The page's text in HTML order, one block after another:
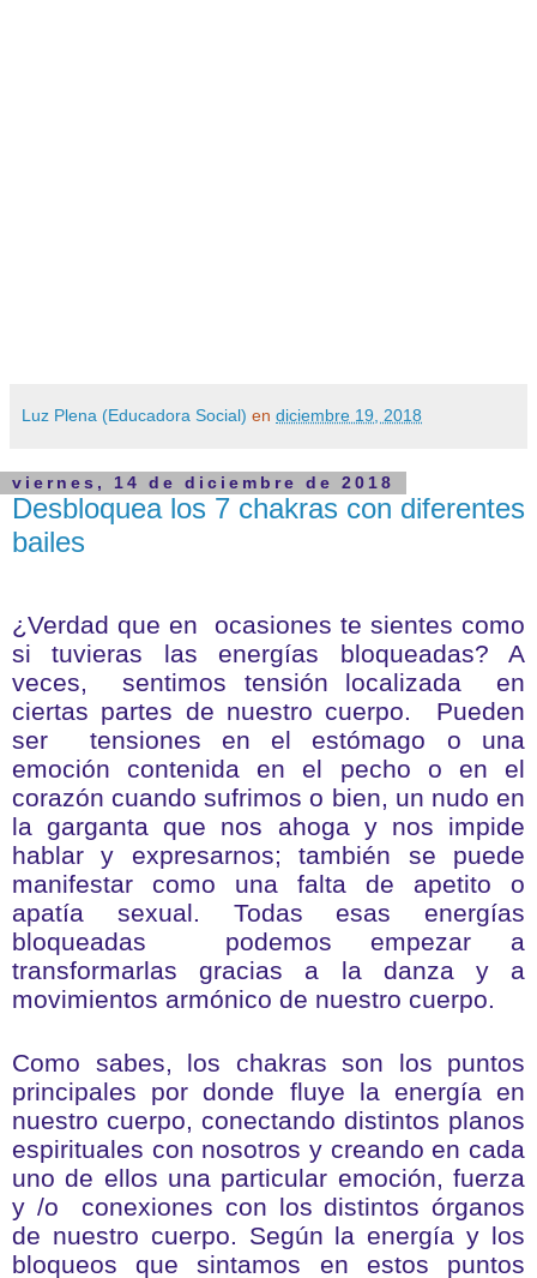
Luz Plena (Educadora Social) en diciembre 19, 2018
viernes, 14 de diciembre de 2018
Desbloquea los 7 chakras con diferentes
bailes
¿Verdad que en ocasiones te sientes como
si tuvieras las energías bloqueadas? A
veces, sentimos tensión localizada en
ciertas partes de nuestro cuerpo. Pueden
ser tensiones en el estómago o una
emoción contenida en el pecho o en el
corazón cuando sufrimos o bien, un nudo en
la garganta que nos ahoga y nos impide
hablar y expresarnos; también se puede
manifestar como una falta de apetito o
apatía sexual. Todas esas energías
bloqueadas podemos empezar a
transformarlas gracias a la danza y a
movimientos armónico de nuestro cuerpo.
Como sabes, los chakras son los puntos
principales por donde fluye la energía en
nuestro cuerpo, conectando distintos planos
espirituales con nosotros y creando en cada
uno de ellos una particular emoción, fuerza
y /o conexiones con los distintos órganos
de nuestro cuerpo. Según la energía y los
bloqueos que sintamos en estos puntos